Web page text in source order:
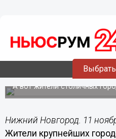
Более 40%
меры по борьбе с
недостаточными
А вот жители столичных
Нижний Новгород. 11
Жители крупнейших